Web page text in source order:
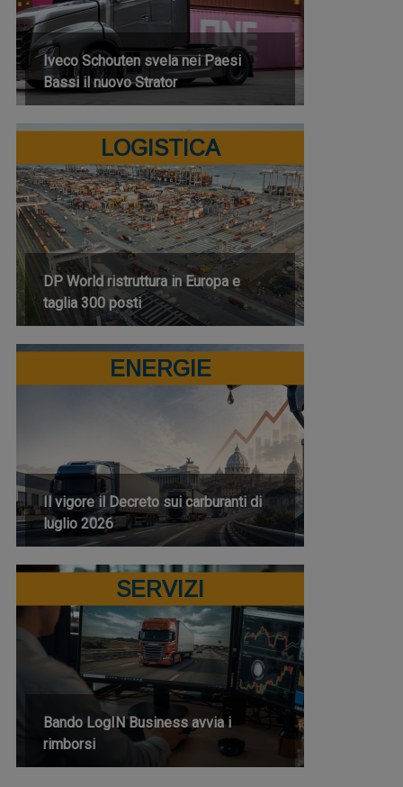
Iveco Schouten svela nei Paesi
Bassi il nuovo Strator
LOGISTICA
DP World ristruttura in Europa e
taglia 300 posti
ENERGIE
Il vigore il Decreto sui carburanti di
luglio 2026
SERVIZI
Bando LogIN Business avvia i
rimborsi